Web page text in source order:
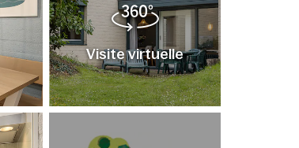
Visite virtuelle